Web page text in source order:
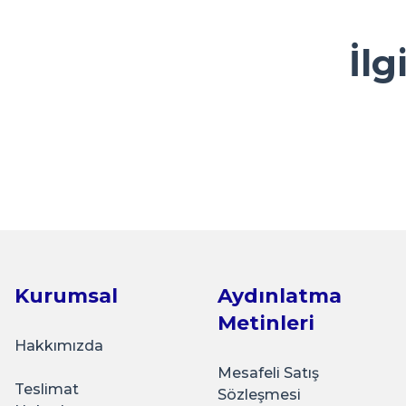
Tohum Saklamak için çok güzel
Sarkap
Kurumsal
Hakkımızda
Teslimat
Aydınlatma
Metinleri
Mesafeli Satış
Sözleşmesi